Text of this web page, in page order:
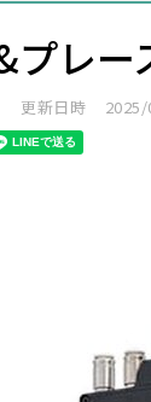
レー
更新日時